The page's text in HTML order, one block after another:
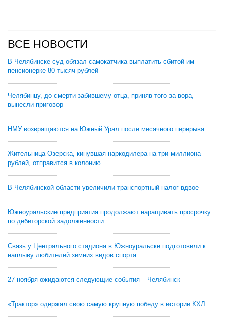
ВСЕ НОВОСТИ
В Челябинске суд обязал самокатчика выплатить сбитой им
пенсионерке 80 тысяч рублей
Челябинцу, до смерти забившему отца, приняв того за вора,
вынесли приговор
НМУ возвращаются на Южный Урал после месячного перерыва
Жительница Озерска, кинувшая наркодилера на три миллиона
рублей, отправится в колонию
В Челябинской области увеличили транспортный налог вдвое
Южноуральские предприятия продолжают наращивать просрочку
по дебиторской задолженности
Связь у Центрального стадиона в Южноуральске подготовили к
наплыву любителей зимних видов спорта
27 ноября ожидаются следующие события – Челябинск
«Трактор» одержал свою самую крупную победу в истории КХЛ